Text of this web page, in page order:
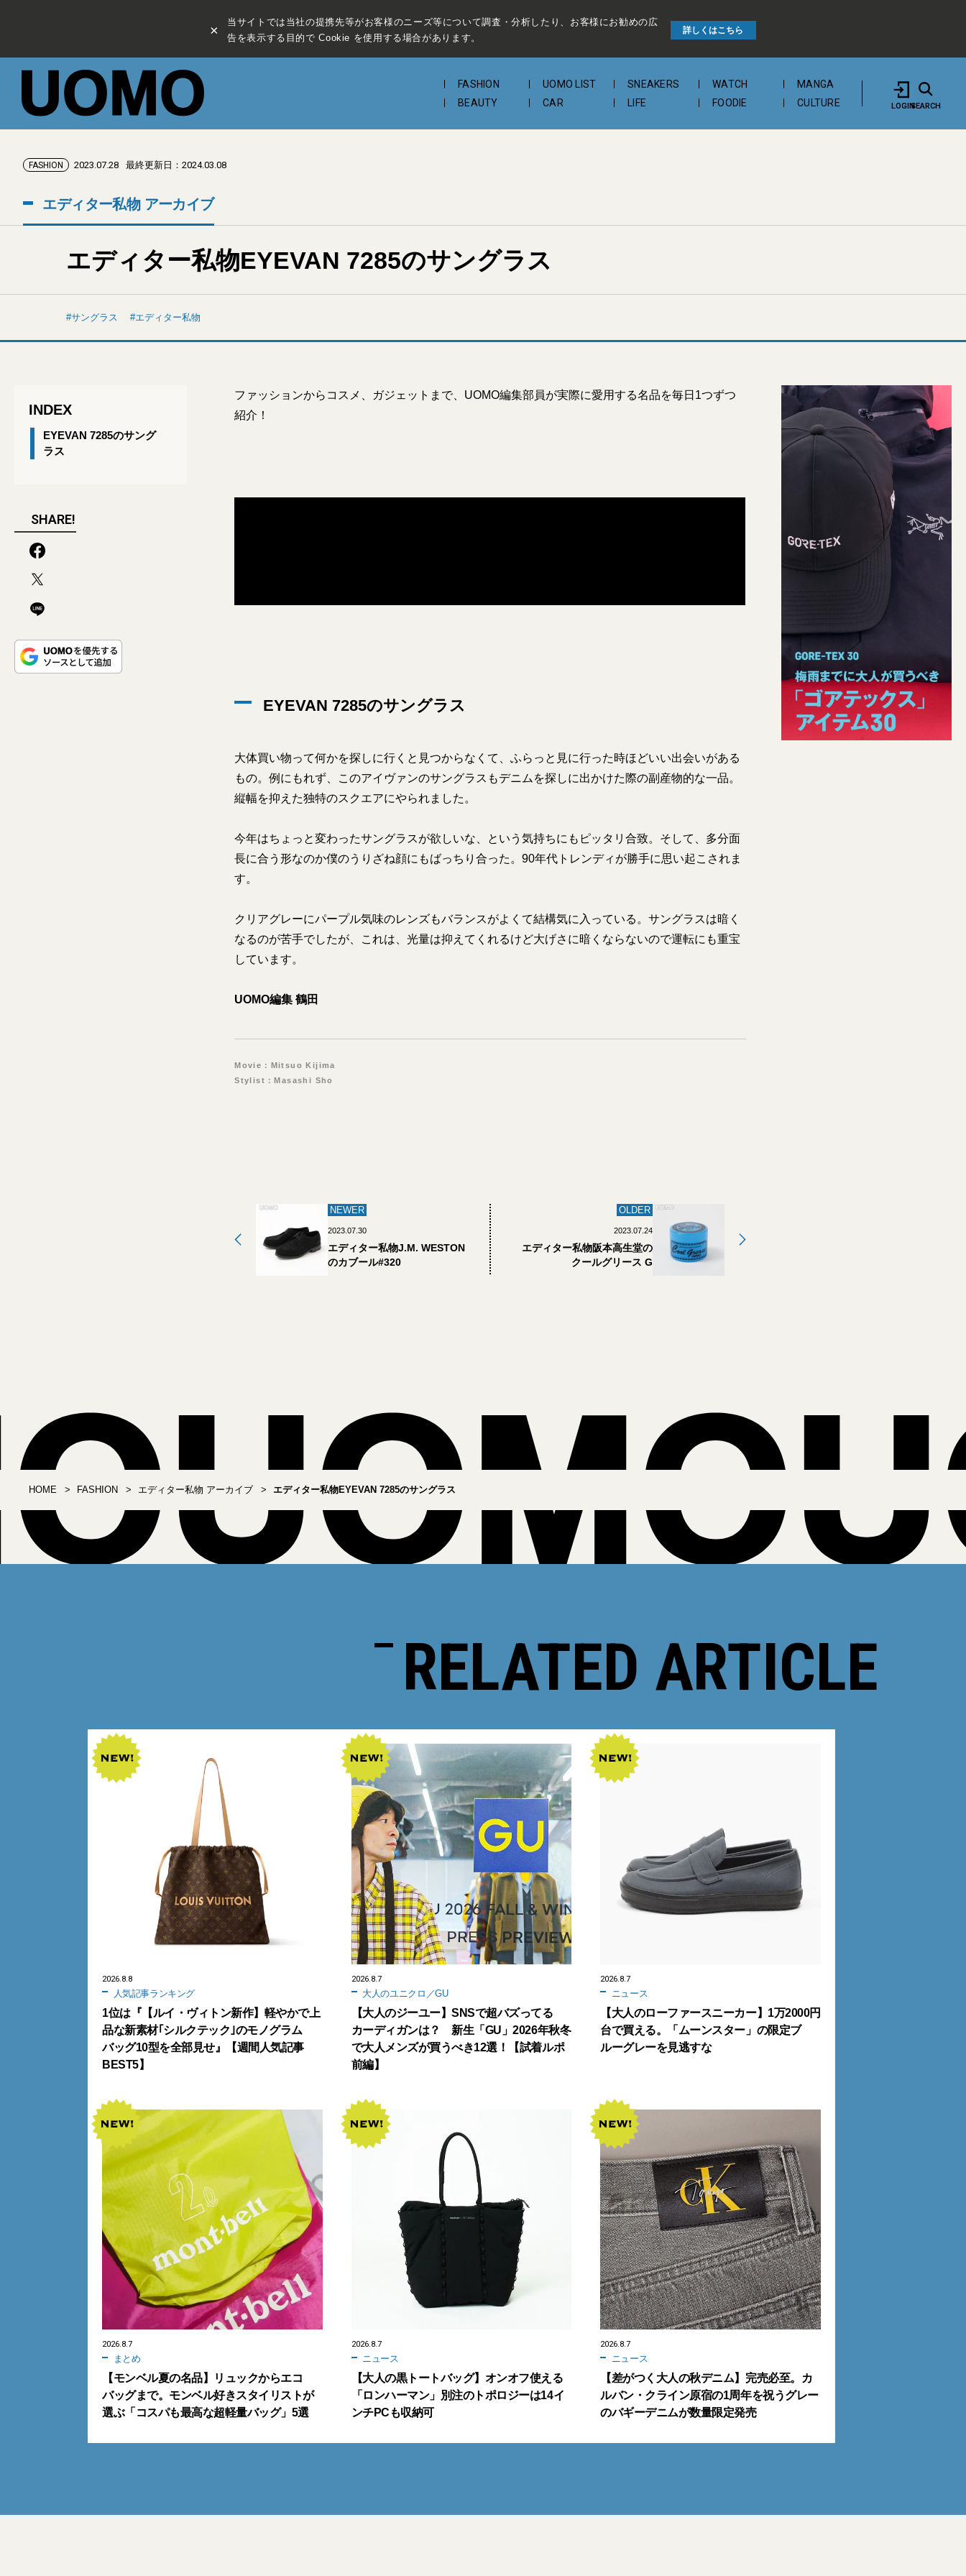
×
当サイトでは当社の提携先等がお客様のニーズ等について調査・分析したり、お客様にお勧めの広
告を表示する目的で Cookie を使用する場合があります。
詳しくはこちら
FASHION UOMO LIST SNEAKERS WATCH
MANGA
BEAUTY
CAR LIFE FOODIE CULTURE LOGINSEARCH
FASHION 2023.07.28 最終更新日：2024.03.08
エディター私物 アーカイブ
エディター私物EYEVAN 7285のサングラス
サングラス エディター私物
INDEX
EYEVAN 7285のサング
ラス
SHARE!
ファッションからコスメ、ガジェットまで、UOMO編集部員が実際に愛用する名品を毎日1つずつ
紹介！
EYEVAN 7285のサングラス
大体買い物って何かを探しに行くと見つからなくて、ふらっと見に行った時ほどいい出会いがある
もの。例にもれず、このアイヴァンのサングラスもデニムを探しに出かけた際の副産物的な一品。
縦幅を抑えた独特のスクエアにやられました。
今年はちょっと変わったサングラスが欲しいな、という気持ちにもピッタリ合致。そして、多分面
長に合う形なのか僕のうりざね顔にもばっちり合った。90年代トレンディが勝手に思い起こされま
す。
クリアグレーにパープル気味のレンズもバランスがよくて結構気に入っている。サングラスは暗く
なるのが苦手でしたが、これは、光量は抑えてくれるけど大げさに暗くならないので運転にも重宝
しています。
UOMO編集 鶴田
Movie：Mitsuo Kijima
Stylist：Masashi Sho
NEWER
2023.07.30
エディター私物J.M. WESTON
のカブール#320
OLDER
2023.07.24
エディター私物阪本高生堂の
クールグリース G
HOME FASHION エディター私物 アーカイブ エディター私物EYEVAN 7285のサングラス
RELATED ARTICLE
2026.8.8
人気記事ランキング
1位は『【ルイ・ヴィトン新作】軽やかで上
品な新素材｢シルクテック｣のモノグラム
バッグ10型を全部見せ』【週間人気記事
BEST5】
2026.8.7
大人のユニクロ／GU
【大人のジーユー】SNSで超バズってる
カーディガンは？ 新生「GU」2026年秋冬
で大人メンズが買うべき12選！【試着ルポ
前編】
2026.8.7
ニュース
【大人のローファースニーカー】1万2000円
台で買える。「ムーンスター」の限定ブ
ルーグレーを見逃すな
2026.8.7
まとめ
【モンベル夏の名品】リュックからエコ
バッグまで。モンベル好きスタイリストが
選ぶ「コスパも最高な超軽量バッグ」5選
2026.8.7
ニュース
【大人の黒トートバッグ】オンオフ使える
「ロンハーマン」別注のトポロジーは14イ
ンチPCも収納可
2026.8.7
ニュース
【差がつく大人の秋デニム】完売必至。カ
ルバン・クライン原宿の1周年を祝うグレー
のバギーデニムが数量限定発売